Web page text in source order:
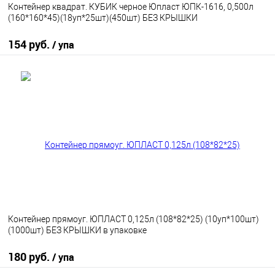
Контейнер квадрат. КУБИК черное Юпласт ЮПК-1616, 0,500л
(160*160*45)(18уп*25шт)(450шт) БЕЗ КРЫШКИ
154 руб. / упа
Контейнер прямоуг. ЮПЛАСТ 0,125л (108*82*25) (10уп*100шт)
(1000шт) БЕЗ КРЫШКИ в упаковке
180 руб. / упа